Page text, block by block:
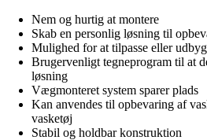
Nem og hurtig at montere
Skab en personlig løsning til
Mulighed for at tilpasse eller
Brugervenligt tegneprogram til at
løsning
Vægmonteret system sparer plads
Kan anvendes til opbevaring af
vasketøj
Stabil og holdbar konstruktion